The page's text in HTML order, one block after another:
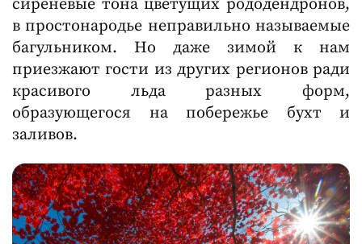
в простонародье неправильно называемые
багульником. Но даже зимой к нам
приезжают гости из других регионов ради
красивого льда разных форм,
образующегося на побережье бухт и
заливов.